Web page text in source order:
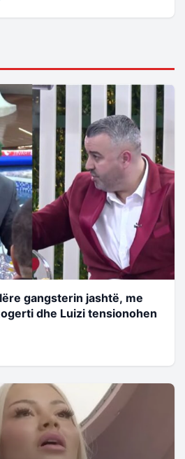
gangsterin jashtë, me
dhe Luizi tensionohen